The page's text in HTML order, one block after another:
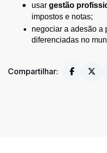
usar gestão
impostos e notas;
negociar a adesão a
diferenciadas no
Compartilhar: